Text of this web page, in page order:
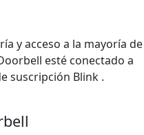
y acceso a la mayoría de
esté conectado a
suscripción Blink .